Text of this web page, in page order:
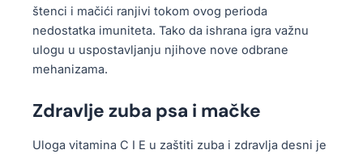
štenci i mačići ranjivi tokom ovog perioda
nedostatka imuniteta. Tako da ishrana igra važnu
ulogu u uspostavljanju njihove nove odbrane
mehanizama.
Zdravlje zuba psa i mačke
Uloga vitamina C I E u zaštiti zuba i zdravlja desni je